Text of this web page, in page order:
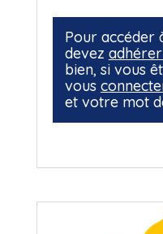
Pour accéder
devez
bien, si vous
vous
et votre mot